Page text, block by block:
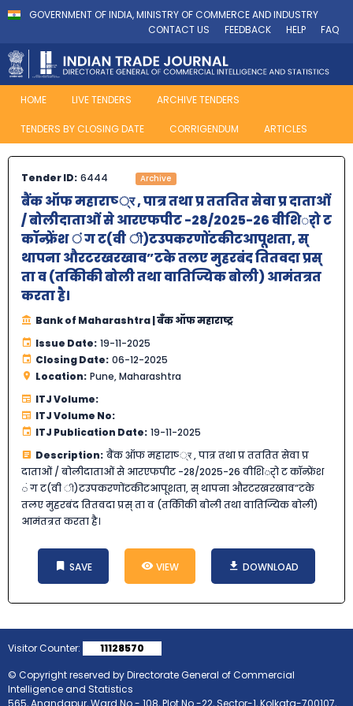
GOVERNMENT OF INDIA, MINISTRY OF COMMERCE AND INDUSTRY
CONTACT US
FEEDBACK HELP FAQ
HOME LIVE TENDERS ARCHIVE TENDERS
TENDERS BY CLOSING DATE CORRIGENDUM ARTICLES
Tender ID: 6444 Archive
बैंक ऑफ महाराष्‍ ्र , पात्र तथा प्र तततित सेवा प्र दाताओं
/ बोलीदाताओं से आरएफपीट -28/2025-26 वीशिर्ो ट
कॉन्फ्रेंश ं ग ट(वी ी)टउपकरणोंटकीटआपूशता, स्
थापना औरटरखरखाव”टके तलए मुहरबंद तितवदा प्रस्
ता व (तकिीकी बोली तथा वातिज्यिक बोली) आमंतत्रत
करता है।
Bank of Maharashtra | बँक ऑफ महाराष्ट्र
Issue Date: 19-11-2025
Closing Date: 06-12-2025
Location: Pune, Maharashtra
ITJ Volume:
ITJ Volume No:
ITJ Publication Date: 19-11-2025
Description: बैंक ऑफ महाराष्‍ ्र , पात्र तथा प्र तततित सेवा प्र
दाताओं / बोलीदाताओं से आरएफपीट -28/2025-26 वीशिर्ो ट कॉन्फ्रेंश
ं ग ट(वी ी)टउपकरणोंटकीटआपूशता, स् थापना औरटरखरखाव”टके
तलए मुहरबंद तितवदा प्रस् ता व (तकिीकी बोली तथा वातिज्यिक बोली)
आमंतत्रत करता है।
SAVE VIEW DOWNLOAD
Visitor Counter:
11128570
© Copyright reserved by Directorate General of Commercial
Intelligence and Statistics